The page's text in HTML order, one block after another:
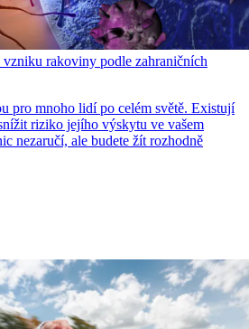
rakoviny podle zahraničních
pro mnoho lidí po celém světě. Existují
riziko jejího výskytu ve vašem
nezaručí, ale budete žít rozhodně